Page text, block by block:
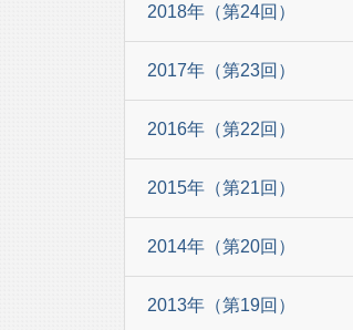
2018年（第24回）
2017年（第23回）
2016年（第22回）
2015年（第21回）
2014年（第20回）
2013年（第19回）